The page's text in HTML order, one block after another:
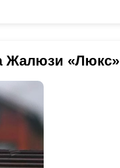
Жалюзи «Люкс»